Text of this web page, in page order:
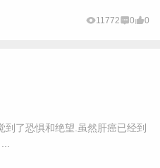
11772 0 0
了恐惧和绝望.虽然肝癌已经到